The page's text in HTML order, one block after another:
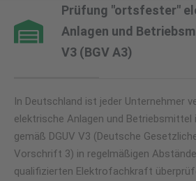
Prüfung "ortsfester"
Anlagen und
V3 (BGV A3)
In Deutschland ist jeder Unternehmer
elektrische Anlagen und Betriebsmittel
gemäß DGUV V3 (Deutsche
Vorschrift 3) in regelmäßigen
qualifizierten Elektrofachkraft